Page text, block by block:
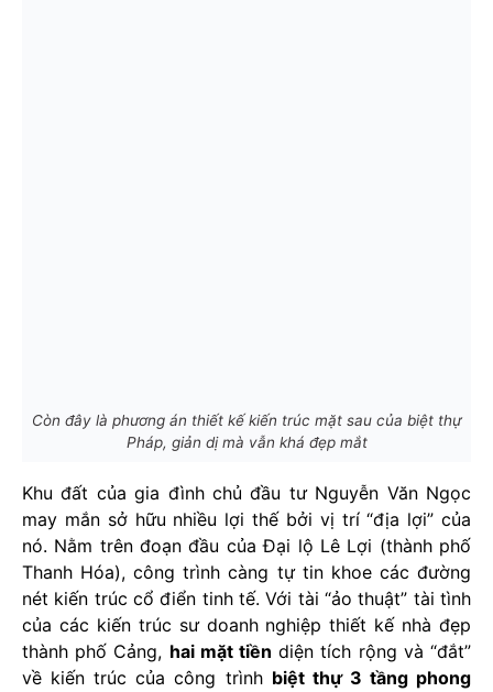
Còn đây là phương án thiết kế kiến trúc mặt sau của biệt thự
Pháp, giản dị mà vẫn khá đẹp mắt
Khu đất của gia đình chủ đầu tư Nguyễn Văn Ngọc
may mắn sở hữu nhiều lợi thế bởi vị trí “địa lợi” của
nó. Nằm trên đoạn đầu của Đại lộ Lê Lợi (thành phố
Thanh Hóa), công trình càng tự tin khoe các đường
nét kiến trúc cổ điển tinh tế. Với tài “ảo thuật” tài tình
của các kiến trúc sư doanh nghiệp thiết kế nhà đẹp
thành phố Cảng, hai mặt tiền diện tích rộng và “đắt”
về kiến trúc của công trình biệt thự 3 tầng phong